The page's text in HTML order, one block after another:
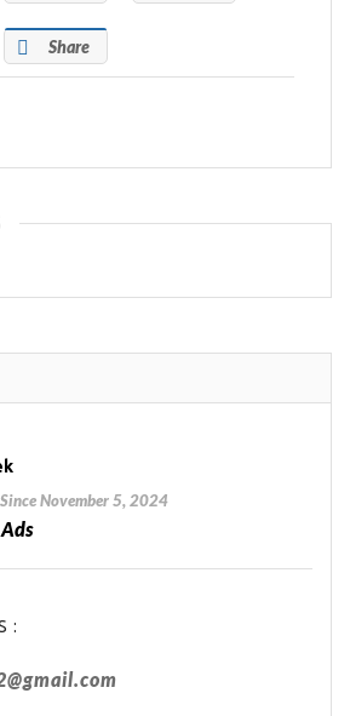
Share
November 5, 2024
: